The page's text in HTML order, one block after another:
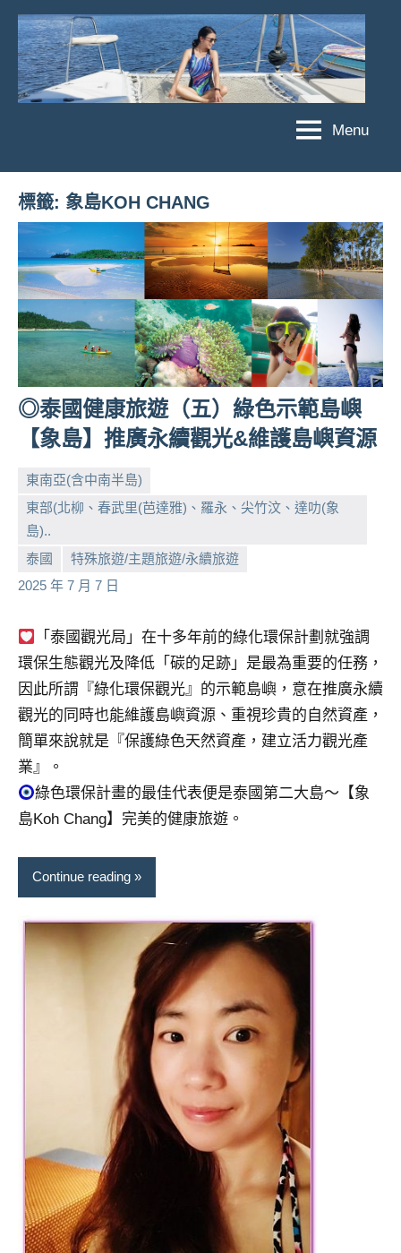
Skip
content
菲
亞
娃
JEFFIA
FANG
亞
娃
粉
絲
團、
主
題
遊、
達
人
旅
遊
節
賓、
金
探
節
目
班
底、
外
節
哥
窟
會
及
活
Menu
標籤: 象島KOH CHANG
◎泰國健康旅遊（五）綠色示範島嶼
【象島】推廣永續觀光&維護島嶼資源
東南亞(含中南半島)
東部(北柳、春武里(芭達雅)、羅永、尖竹汶、達叻(象
島)..
泰國
特殊旅遊/主題旅遊/永續旅遊
2025 年 7 月 7 日
芳
comments
「泰國觀光局」在十多年前的綠化環保計劃就強調
環保生態觀光及降低「碳的足跡」是最為重要的任務，
因此所謂『綠化環保觀光』的示範島嶼，意在推廣永續
觀光的同時也能維護島嶼資源、重視珍貴的自然資產，
簡單來說就是『保護綠色天然資產，建立活力觀光產
業』。
綠色環保計畫的最佳代表便是泰國第二大島～【象
島Koh Chang】完美的健康旅遊。
Continue reading